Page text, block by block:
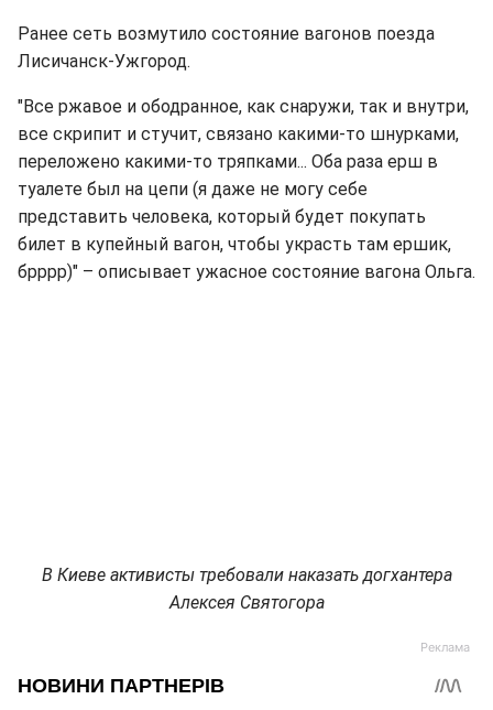
Ранее сеть возмутило состояние вагонов поезда
Лисичанск-Ужгород.
"Все ржавое и ободранное, как снаружи, так и внутри,
все скрипит и стучит, связано какими-то шнурками,
переложено какими-то тряпками... Оба раза ерш в
туалете был на цепи (я даже не могу себе
представить человека, который будет покупать
билет в купейный вагон, чтобы украсть там ершик,
брррр)" – описывает ужасное состояние вагона Ольга.
В Киеве активисты требовали наказать догхантера
Алексея Святогора